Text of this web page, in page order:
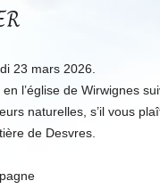
23 mars 2026.
l’église de Wirwignes
naturelles, s’il vous
de Desvres.